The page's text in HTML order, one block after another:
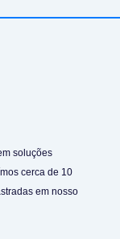
soluções
cerca de 10
em nosso